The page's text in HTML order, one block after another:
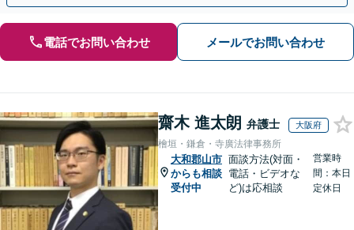
電話でお問い合わせ メールでお問い合わせ
齋木 進太朗 弁護士 大阪府
檜垣・鎌倉・寺廣法律事務所
大和郡山市
からも相談
受付中
面談方法(対面・
電話・ビデオな
ど)は応相談
営業時
間：本日
定休日